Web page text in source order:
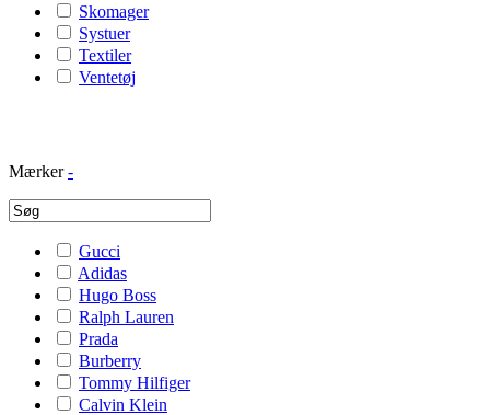
Skomager
Systuer
Textiler
Ventetøj
Mærker -
Gucci
Adidas
Hugo Boss
Ralph Lauren
Prada
Burberry
Tommy Hilfiger
Calvin Klein